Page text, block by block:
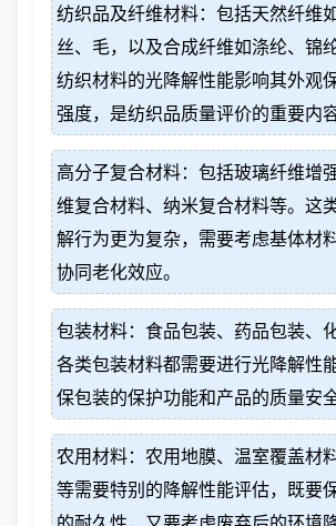
纺织品及纤维材料：包括天然纤维
丝、毛，以及合成纤维如涤纶、锦
纺织材料的光降解性能影响其外观
强度，是纺织品质量评价的重要内容
高分子复合材料：包括玻璃纤维增
维复合材料、纳米复合材料等。这
解行为更为复杂，需要考虑基体材
协同老化效应。
包装材料：食品包装、药品包装、
各类包装材料都需要进行光降解性
保包装的保护功能和产品的质量安全
农用材料：农用地膜、温室覆盖材
等需要特别的降解性能评估，既要